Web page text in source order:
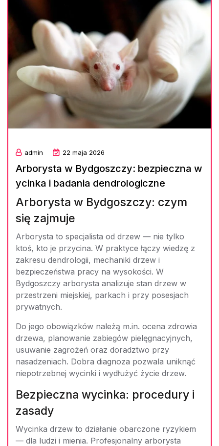
admin 22 maja 2026
Arborysta w Bydgoszczy: bezpieczna w
ycinka i badania dendrologiczne
Arborysta w Bydgoszczy: czym
się zajmuje
Arborysta to specjalista od drzew — nie tylko
ktoś, kto je przycina. W praktyce łączy wiedzę z
zakresu dendrologii, mechaniki drzew i
bezpieczeństwa pracy na wysokości. W
Bydgoszczy arborysta analizuje stan drzew w
przestrzeni miejskiej, parkach i przy posesjach
prywatnych.
Do jego obowiązków należą m.in. ocena zdrowia
drzewa, planowanie zabiegów pielęgnacyjnych,
usuwanie zagrożeń oraz doradztwo przy
nasadzeniach. Dobra diagnoza pozwala uniknąć
niepotrzebnej wycinki i wydłużyć życie drzew.
Bezpieczna wycinka: procedury i
zasady
Wycinka drzew to działanie obarczone ryzykiem
— dla ludzi i mienia. Profesjonalny arborysta